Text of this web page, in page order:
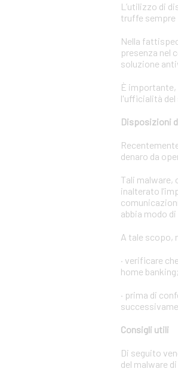
L’utilizzo di
truffe
Nella
presenza nel
soluzione
È
l'ufficialità del
Disposizioni
denaro da
Tali malware,
inalterato
abbia modo
A tale scopo,
· verificare
home banking;
· prima di
Consigli utili
Di seguito
del malware